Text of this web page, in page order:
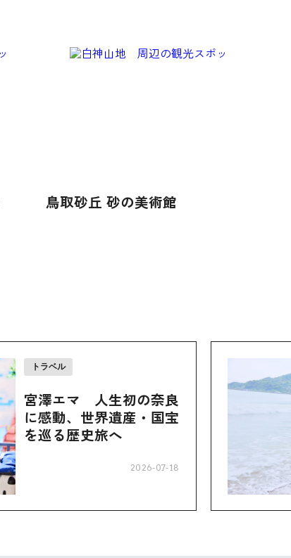
鳥取砂丘 砂の美術館
トラベル
宮澤エマ 人生初の奈良
に感動、世界遺産・国宝
を巡る歴史旅へ
2026-07-18